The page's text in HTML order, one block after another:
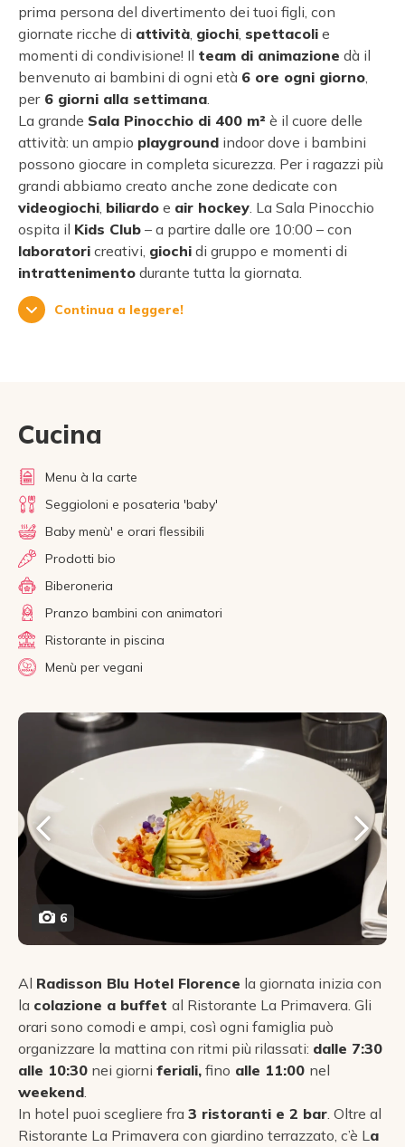
prima persona del divertimento dei tuoi figli, con
giornate ricche di attività giochi spettacoli e
momenti di condivisione! Il team di animazione dà il
benvenuto ai bambini di ogni età 6 ore ogni giorno
per6 giorni alla settimana
La grande Sala Pinocchio di 400 m² è il cuore delle
attività: un ampio playground indoor dove i bambini
possono giocare in completa sicurezza. Per i ragazzi più
grandi abbiamo creato anche zone dedicate con
videogiochi biliardo e air hockey . La Sala Pinocchio
ospita il Kids Club – a partire dalle ore 10:00 – con
laboratori creativi, giochi di gruppo e momenti di
intrattenimento durante tutta la giornata.
Continua a leggere!
Cucina
Menu à la carte
Seggioloni e posateria 'baby'
Baby menù' e orari flessibili
Prodotti bio
Biberoneria
Pranzo bambini con animatori
Ristorante in piscina
Menù per vegani
6
Al Radisson Blu Hotel Florence la giornata inizia con
la colazione a buffet al Ristorante La Primavera. Gli
orari sono comodi e ampi, così ogni famiglia può
organizzare la mattina con ritmi più rilassati: dalle 7:30
alle 10:30 nei giorni feriali, fino alle 11:00 nel
weekend.
In hotel puoi scegliere fra 3 ristoranti e 2 bar. Oltre al
Ristorante La Primavera con giardino terrazzato, c’è La